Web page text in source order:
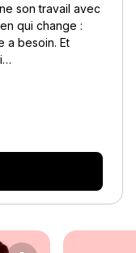
son travail avec
qui change :
a besoin. Et